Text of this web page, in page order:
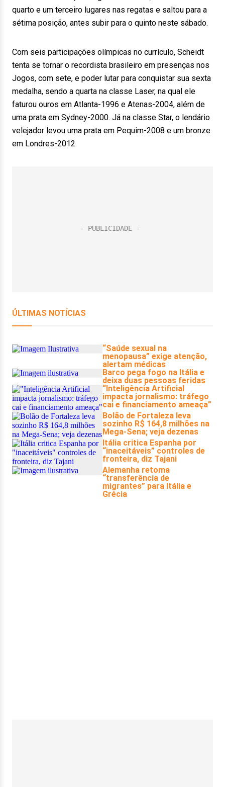
quarto e um terceiro lugares nas regatas e saltou para a
sétima posição, antes subir para o quinto neste sábado.
Com seis participações olímpicas no currículo, Scheidt
tenta se tornar o recordista brasileiro em presenças nos
Jogos, com sete, e poder lutar para conquistar sua sexta
medalha, sendo a quarta na classe Laser, na qual ele
faturou ouros em Atlanta-1996 e Atenas-2004, além de
uma prata em Sydney-2000. Já na classe Star, o lendário
velejador levou uma prata em Pequim-2008 e um bronze
em Londres-2012.